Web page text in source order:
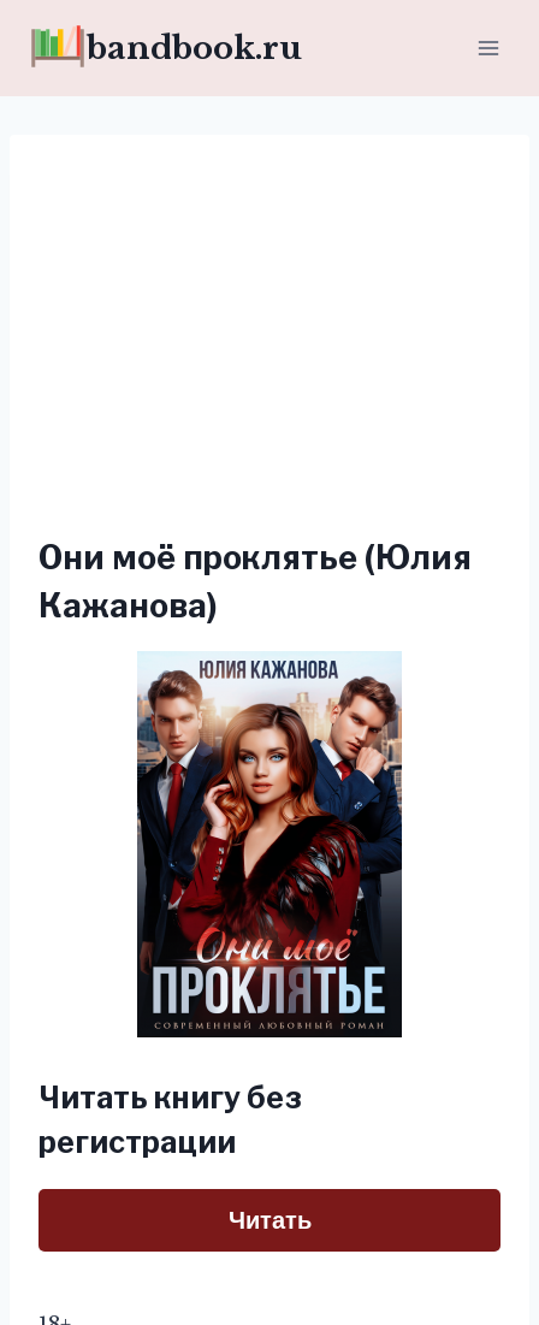
bandbook.ru
Они моё проклятье (Юлия
Кажанова)
Читать книгу без
регистрации
Читать